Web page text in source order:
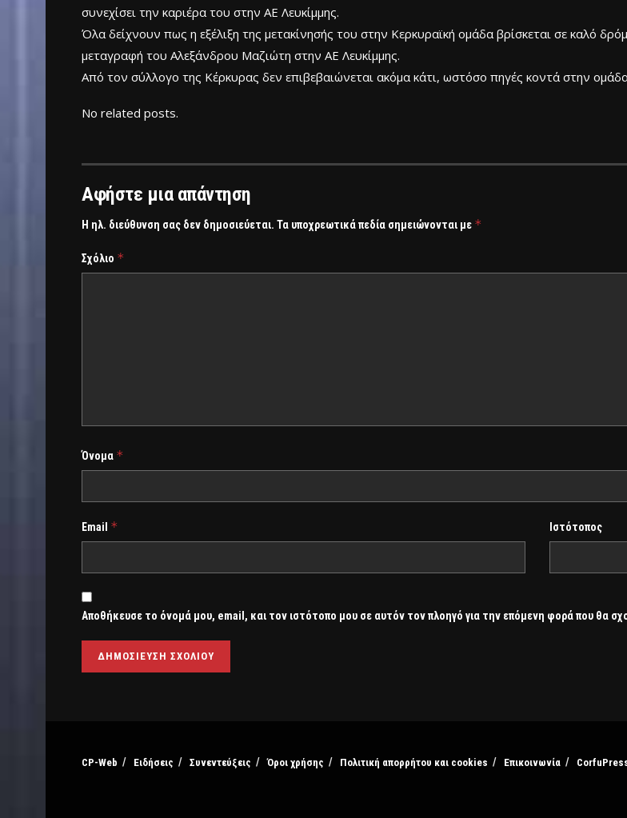
συνεχίσει την καριέρα του στην ΑΕ Λευκίμμης.
Όλα δείχνουν πως η εξέλιξη της μετακίνησής του στην Κερκυραϊκή ομάδα βρίσκεται σε καλό
μεταγραφή του Αλεξάνδρου Μαζιώτη στην ΑΕ Λευκίμμης.
Από τον σύλλογο της Κέρκυρας δεν επιβεβαιώνεται ακόμα κάτι, ωστόσο πηγές κοντά στην
No related posts.
Αφήστε μια απάντηση
Η ηλ. διεύθυνση σας δεν δημοσιεύεται. Τα υποχρεωτικά πεδία σημειώνονται με *
Σχόλιο *
Όνομα *
Email * Ιστότοπος
Αποθήκευσε το όνομά μου, email, και τον ιστότοπο μου σε αυτόν τον πλοηγό για την επόμενη φορά που θα
CP-Web Ειδήσεις Συνεντεύξεις Όροι χρήσης Πολιτική απορρήτου και cookies Επικοινωνία